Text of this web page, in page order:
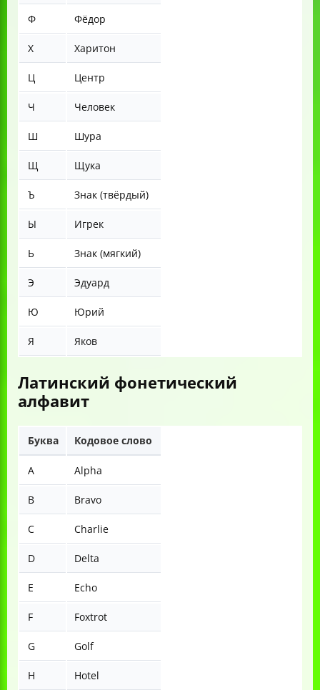
Ф Фёдор
Х Харитон
Ц Центр
Ч Человек
Ш Шура
Щ Щука
Ъ Знак (твёрдый)
Ы Игрек
Ь Знак (мягкий)
Э Эдуард
Ю Юрий
Я Яков
Латинский фонетический
алфавит
Буква Кодовое слово
A Alpha
B Bravo
C Charlie
D Delta
E Echo
F Foxtrot
G Golf
H Hotel